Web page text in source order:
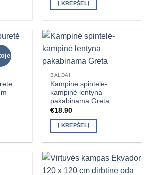
Į KREPŠELĮ
BALDAI
Kampinė spintelė-
kampinė lentyna
pakabinama Greta
€18.90
Į KREPŠELĮ